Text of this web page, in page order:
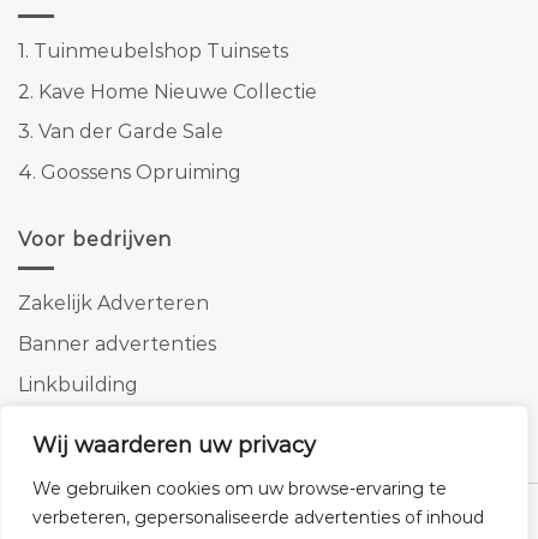
Wij waarderen uw privacy
We gebruiken cookies om uw browse-ervaring te
verbeteren, gepersonaliseerde advertenties of inhoud
1. Tuinmeubelshop Tuinsets
2. Kave Home Nieuwe Collectie
3. Van der Garde Sale
4. Goossens Opruiming
Voor bedrijven
Zakelijk Adverteren
Banner advertenties
Linkbuilding